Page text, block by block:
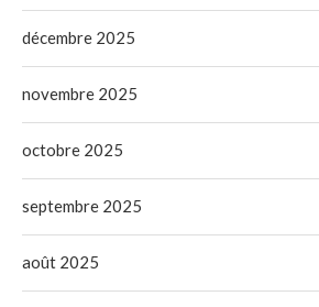
décembre 2025
novembre 2025
octobre 2025
septembre 2025
août 2025